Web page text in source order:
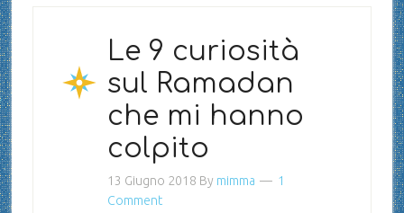
Le 9 curiosità
sul Ramadan
che mi hanno
colpito
13 Giugno 2018 By mimma
1
Comment